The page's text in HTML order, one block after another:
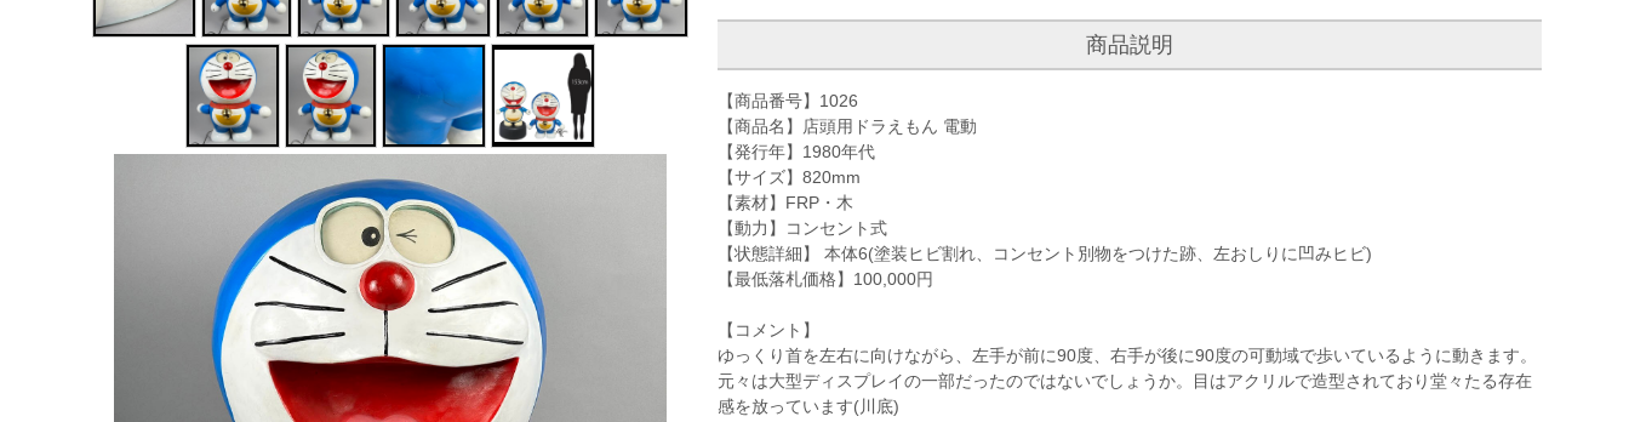
商品説明
【商品番号】1026
【商品名】店頭用ドラえもん 電動
【発行年】1980年代
【サイズ】820mm
【素材】FRP・木
【動力】コンセント式
【状態詳細】 本体6(塗装ヒビ割れ、コンセント別物をつけた跡、左おしりに凹みヒビ)
【最低落札価格】100,000円
【コメント】
ゆっくり首を左右に向けながら、左手が前に90度、右手が後に90度の可動域で歩いているように動きます。
元々は大型ディスプレイの一部だったのではないでしょうか。目はアクリルで造型されており堂々たる存在
感を放っています(川底)